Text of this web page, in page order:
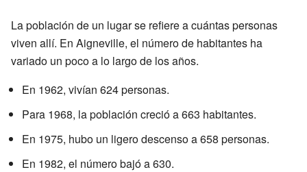
La población de un lugar se refiere a cuántas personas
viven allí. En Aigneville, el número de habitantes ha
variado un poco a lo largo de los años.
En 1962, vivían 624 personas.
Para 1968, la población creció a 663 habitantes.
En 1975, hubo un ligero descenso a 658 personas.
En 1982, el número bajó a 630.